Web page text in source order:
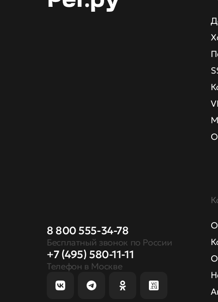
8 800 555-34-78
Бесплатный звонок по России
+7 (495) 580-11-11
Телефон в Москве